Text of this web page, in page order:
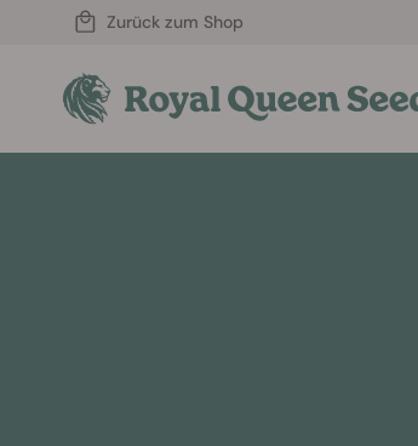
Zurück zum Shop